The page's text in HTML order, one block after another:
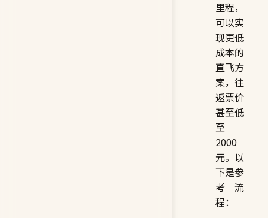
里程，
可以实
现更低
成本的
直飞方
案，往
返票价
甚至低
至
2000
元。以
下是参
考流
程：